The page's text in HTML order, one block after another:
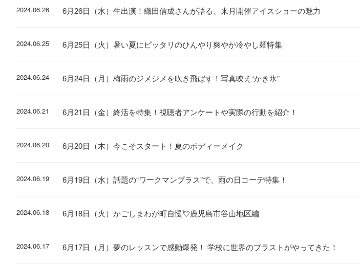
2024.06.26 6月26日（水）生出演！織田信成さんが語る、来月開催アイスショーの魅力
2024.06.25 6月25日（火）暑い夏にピッタリのひんやり爽やか冷やし麺特集
2024.06.24 6月24日（月）梅雨のジメジメを吹き飛ばす！写真映え“かき氷”
2024.06.21 6月21日（金）終活を特集！視聴者アンケートや実際の行動を紹介！
2024.06.20 6月20日（木）今こそスタート！夏のボディーメイク
2024.06.19 6月19日（水）話題の“ワークマンプラス”で、雨の日コーデ特集！
2024.06.18 6月18日（火）かごしまわが町自慢💘鹿児島市谷山地区編
2024.06.17 6月17日（月）夢のレッスンで感動爆発！ 学校に世界のブラストがやってきた！